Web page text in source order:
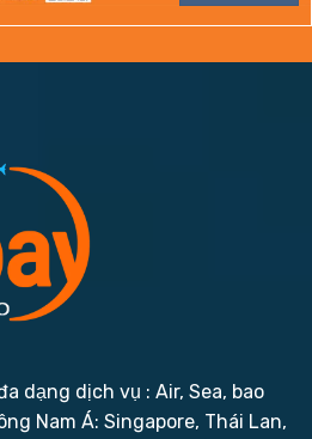
dạng dịch vụ : Air, Sea, bao
Nam Á: Singapore, Thái Lan,